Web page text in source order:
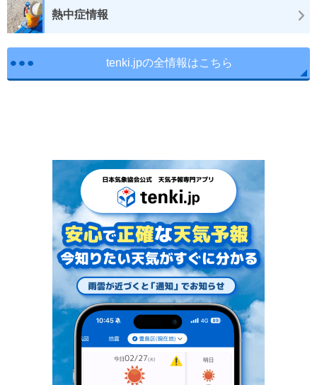
熱中症情報
tenki.jpの全情報はこちら